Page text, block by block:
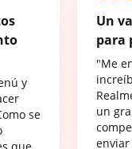
y
se
que
Un
para
"Me
un